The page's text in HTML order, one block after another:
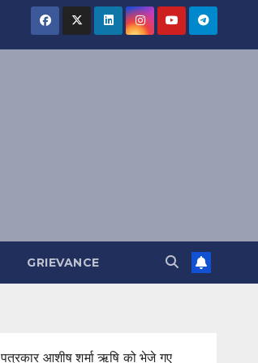
GRIEVANCE
पत्रकार आशीष शर्मा ऋषि को भेजे गए